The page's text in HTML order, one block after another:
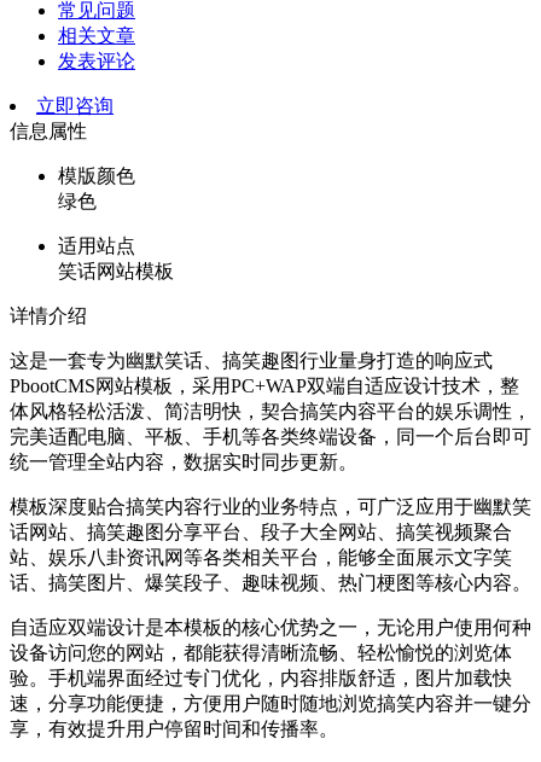
常见问题
相关文章
发表评论
立即咨询
信息属性
模版颜色
绿色
适用站点
笑话网站模板
详情介绍
这是一套专为幽默笑话、搞笑趣图行业量身打造的响应式
PbootCMS网站模板，采用PC+WAP双端自适应设计技术，整
体风格轻松活泼、简洁明快，契合搞笑内容平台的娱乐调性，
完美适配电脑、平板、手机等各类终端设备，同一个后台即可
统一管理全站内容，数据实时同步更新。
模板深度贴合搞笑内容行业的业务特点，可广泛应用于幽默笑
话网站、搞笑趣图分享平台、段子大全网站、搞笑视频聚合
站、娱乐八卦资讯网等各类相关平台，能够全面展示文字笑
话、搞笑图片、爆笑段子、趣味视频、热门梗图等核心内容。
自适应双端设计是本模板的核心优势之一，无论用户使用何种
设备访问您的网站，都能获得清晰流畅、轻松愉悦的浏览体
验。手机端界面经过专门优化，内容排版舒适，图片加载快
速，分享功能便捷，方便用户随时随地浏览搞笑内容并一键分
享，有效提升用户停留时间和传播率。